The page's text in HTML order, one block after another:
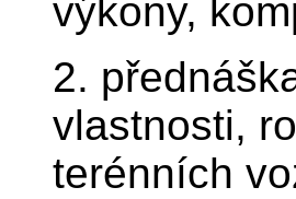
výkony,
2.
vlastnosti,
terénních